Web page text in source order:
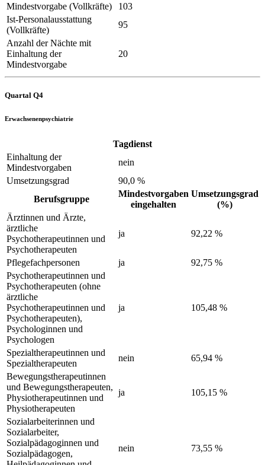
Mindestvorgabe (Vollkräfte)
103
Ist-Personalausstattung
(Vollkräfte)
95
Anzahl der Nächte mit
Einhaltung der
Mindestvorgabe
20
Quartal Q4
Erwachsenenpsychiatrie
Tagdienst
Einhaltung der
Mindestvorgaben
nein
Umsetzungsgrad
90,0 %
Berufsgruppe
Mindestvorgaben
eingehalten
Umsetzungsgrad
(%)
Ärztinnen und Ärzte,
ärztliche
Psychotherapeutinnen und
Psychotherapeuten
ja 92,22 %
Pflegefachpersonen ja
92,75 %
Psychotherapeutinnen und
Psychotherapeuten (ohne
ärztliche
Psychotherapeutinnen und
Psychotherapeuten),
Psychologinnen und
Psychologen
ja 105,48 %
Spezialtherapeutinnen und
Spezialtherapeuten
nein
65,94 %
Bewegungstherapeutinnen
und Bewegungstherapeuten,
Physiotherapeutinnen und
Physiotherapeuten
ja 105,15 %
Sozialarbeiterinnen und
Sozialarbeiter,
Sozialpädagoginnen und
Sozialpädagogen,
nein 73,55 %